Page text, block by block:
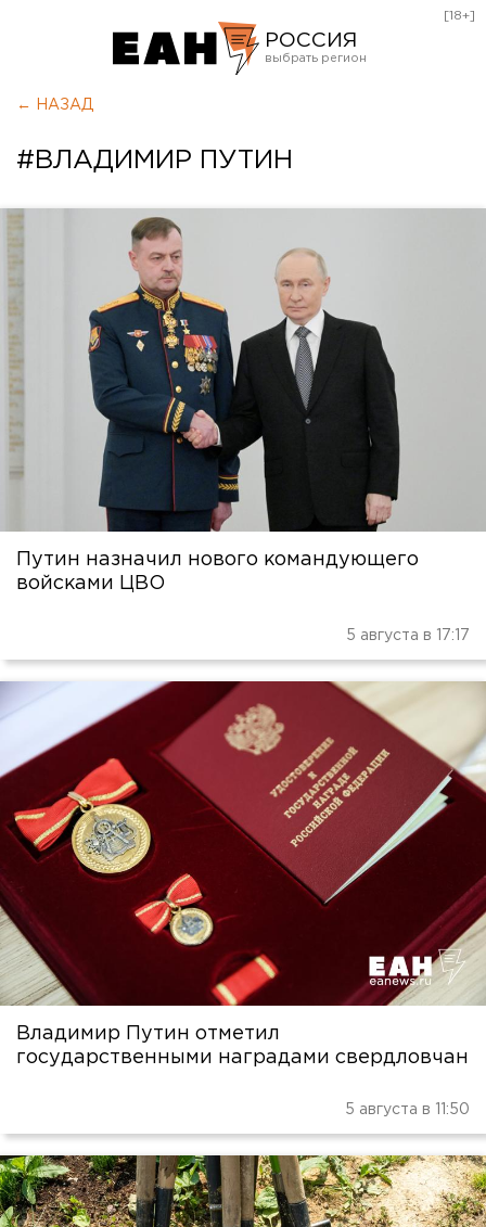
РОССИЯ
Курган
Оренбург
[18+]
← НАЗАД
#ВЛАДИМИР ПУТИН
Путин назначил нового командующего
войсками ЦВО
5 августа в 17:17
Владимир Путин отметил
государственными наградами свердловчан
5 августа в 11:50